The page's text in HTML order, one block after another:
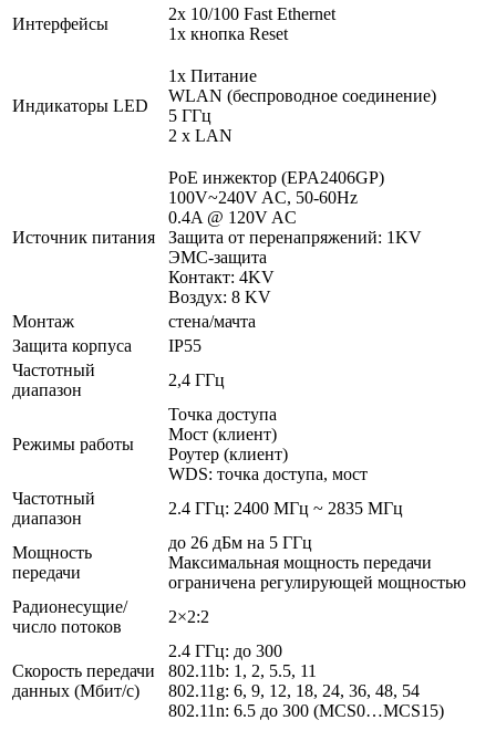
Интерфейсы
2x 10/100 Fast Ethernet
1x кнопка Reset
Индикаторы LED
1x Питание
WLAN (беспроводное соединение)
5 ГГц
2 x LAN
Источник питания
PoE инжектор (EPA2406GP)
100V~240V AC, 50-60Hz
0.4A @ 120V AC
Защита от перенапряжений: 1KV
ЭМС-защита
Контакт: 4KV
Воздух: 8 KV
Монтаж
стена/мачта
Защита корпуса
IP55
Частотный
диапазон
2,4 ГГц
Режимы работы
Точка доступа
Мост (клиент)
Роутер (клиент)
WDS: точка доступа, мост
Частотный
диапазон
2.4 ГГц: 2400 МГц ~ 2835 МГц
Мощность
передачи
до 26 дБм на 5 ГГц
Максимальная мощность передачи
ограничена регулирующей мощностью
Радионесущие/
число потоков
2×2:2
Скорость передачи
данных (Мбит/с)
2.4 ГГц: до 300
802.11b: 1, 2, 5.5, 11
802.11g: 6, 9, 12, 18, 24, 36, 48, 54
802.11n: 6.5 до 300 (MCS0…MCS15)